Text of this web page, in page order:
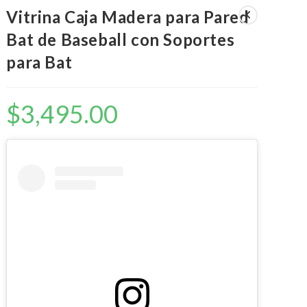
LA
Vitrina Caja Madera para Pared
Bat de Baseball con Soportes
para Bat
$3,495.00